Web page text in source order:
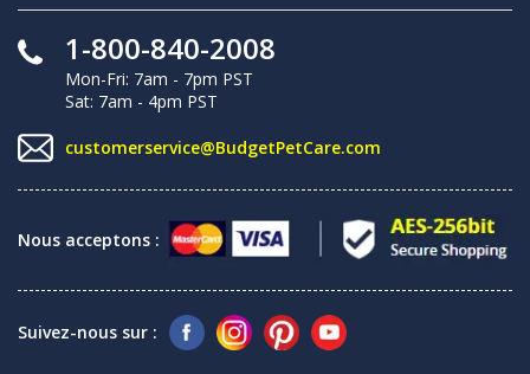
1-800-840-2008
Mon-Fri: 7am - 7pm PST
Sat: 7am - 4pm PST
customerservice@BudgetPetCare.com
Nous acceptons :
Suivez-nous sur :